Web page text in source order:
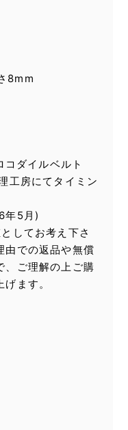
8mm
ダイルベルト
工房にてタイミン
年5月)
してお考え下さ
由での返品や無償
、ご理解の上ご購
ます。